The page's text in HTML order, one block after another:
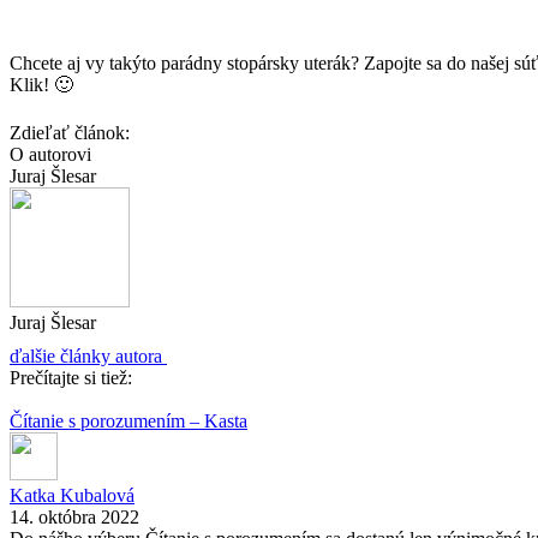
Chcete aj vy takýto parádny stopársky uterák? Zapojte sa do našej
Klik! 🙂
Zdieľať článok:
O autorovi
Juraj Šlesar
Juraj Šlesar
ďalšie články autora
Prečítajte si tiež:
Čítanie s porozumením – Kasta
Katka Kubalová
14. októbra 2022